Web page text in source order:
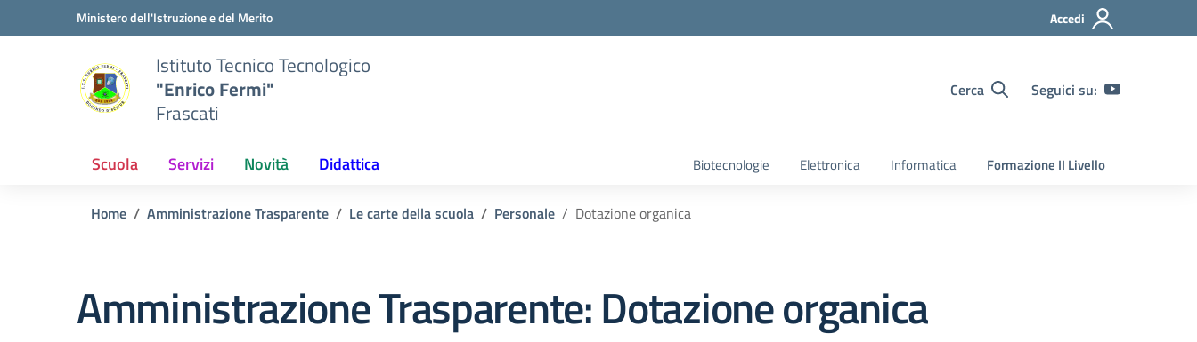
Vai ai contenuti
Vai al menu di navigazioneMinistero dell'Istruzione e del Merito Accedi
Istituto Tecnico Tecnologico
"Enrico Fermi"
Frascati
Cerca Seguici su:
Scuola Servizi Novità Didattica Biotecnologie Elettronica Informatica Formazione II Livello
Home Amministrazione Trasparente Le carte della scuola Personale Dotazione organica
Amministrazione Trasparente:Dotazione organica